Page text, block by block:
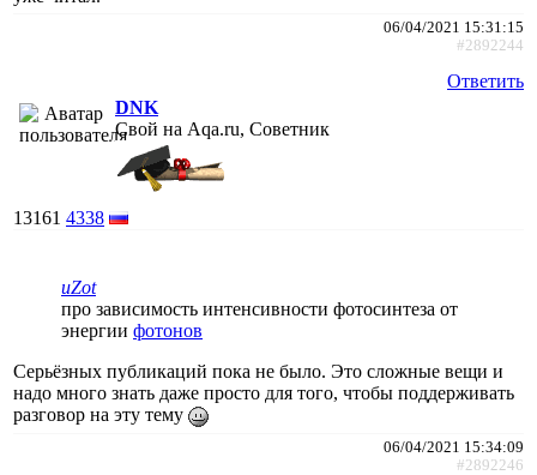
06/04/2021 15:31:15
#2892244
Ответить
DNK
Свой на Aqa.ru, Советник
13161 4338
uZot
про зависимость интенсивности фотосинтеза от
энергии фотонов
Серьёзных публикаций пока не было. Это сложные вещи и
надо много знать даже просто для того, чтобы поддерживать
разговор на эту тему
06/04/2021 15:34:09
#2892246